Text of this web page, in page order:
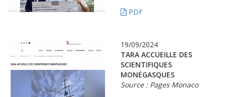
PDF
19/09/2024
TARA ACCUEILLE DES
SCIENTIFIQUES
MONÉGASQUES
Source : Pages Monaco